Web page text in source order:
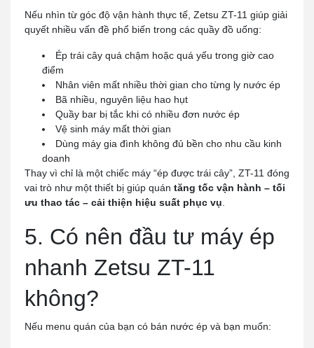
Nếu nhìn từ góc độ vận hành thực tế, Zetsu ZT-11 giúp giải
quyết nhiều vấn đề phổ biến trong các quầy đồ uống:
Ép trái cây quá chậm hoặc quá yếu trong giờ cao
điểm
Nhân viên mất nhiều thời gian cho từng ly nước ép
Bã nhiều, nguyên liệu hao hụt
Quầy bar bị tắc khi có nhiều đơn nước ép
Vệ sinh máy mất thời gian
Dùng máy gia đình không đủ bền cho nhu cầu kinh
doanh
Thay vì chỉ là một chiếc máy “ép được trái cây”, ZT-11 đóng
vai trò như một thiết bị giúp quán tăng tốc vận hành – tối
ưu thao tác – cải thiện hiệu suất phục vụ
5. Có nên đầu tư máy ép
nhanh Zetsu ZT-11
không?
Nếu menu quán của bạn có bán nước ép và bạn muốn: